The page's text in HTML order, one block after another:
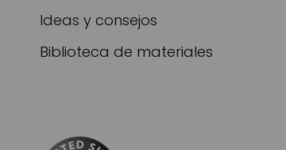
Ideas y consejos
Biblioteca de materiales